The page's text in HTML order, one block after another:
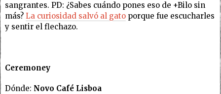
sangrantes. PD: ¿Sabes cuándo pones eso de +Bilo sin
más? La curiosidad salvó al gato porque fue escucharles
y sentir el flechazo.
Ceremoney
Dónde: Novo Café Lisboa